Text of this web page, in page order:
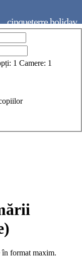
cinqueterre.holiday
1 Camere: 1
format maxim.